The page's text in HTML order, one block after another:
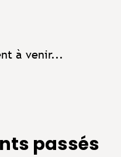
à venir...
passés